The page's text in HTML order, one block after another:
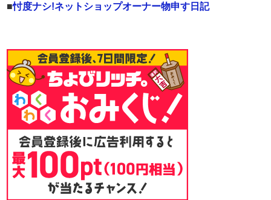
■忖度ナシ!ネットショップオーナー物申す日記